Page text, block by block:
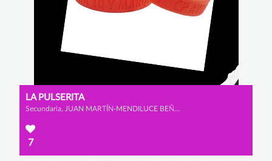
LA PULSERITA
Secundaria, JUAN MARTÍN-MENDILUCE BEÑARÁN, LUIS RODRÍGUEZ DOPICO y ALEJANDRO PATÓN ALBARRACÍN
7